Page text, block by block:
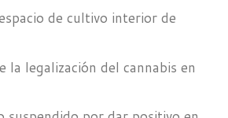
de cultivo interior de
la legalización del cannabis en